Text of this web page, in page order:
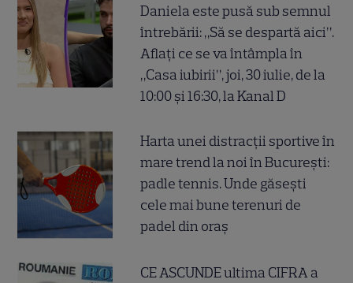
Daniela este pusă sub semnul
întrebării: „Să se despartă aici”.
Aflați ce se va întâmpla în
„Casa iubirii”, joi, 30 iulie, de la
10:00 și 16:30, la Kanal D
Harta unei distracții sportive în
mare trend la noi în București:
padle tennis. Unde găsești
cele mai bune terenuri de
padel din oraș
CE ASCUNDE ultima CIFRA a